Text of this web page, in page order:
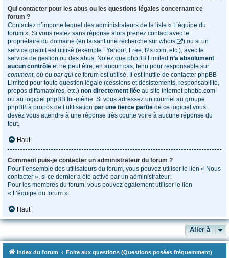
Qui contacter pour les abus ou les questions légales concernant ce
forum ?
Contactez n’importe lequel des administrateurs de la liste « L’équipe du
forum ». Si vous restez sans réponse alors prenez contact avec le
propriétaire du domaine (en faisant une recherche sur whois
) ou si un
service gratuit est utilisé (exemple : Yahoo!, Free, f2s.com, etc.), avec le
service de gestion ou des abus. Notez que phpBB Limited n’a absolument
aucun contrôle et ne peut être, en aucun cas, tenu pour responsable sur
comment, où ou par qui ce forum est utilisé. Il est inutile de contacter phpBB
Limited pour toute question légale (cessions et désistements, responsabilité,
propos diffamatoires, etc.) non directement liée au site Internet phpbb.com
ou au logiciel phpBB lui-même. Si vous adressez un courriel au groupe
phpBB à propos de l’utilisation par une tierce partie de ce logiciel vous
devez vous attendre à une réponse très courte voire à aucune réponse du
tout.
Haut
Comment puis-je contacter un administrateur du forum ?
Pour l’ensemble des utilisateurs du forum, vous pouvez utiliser le lien « Nous
contacter », si ce dernier a été activé par un administrateur.
Pour les membres du forum, vous pouvez également utiliser le lien
« L’équipe du forum ».
Haut
Aller à
Index du forum Foire aux questions (Questions posées fréquemment)